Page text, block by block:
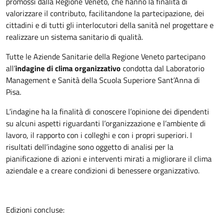
valorizzare il contributo, facilitandone la partecipazione, dei
cittadini e di tutti gli interlocutori della sanità nel progettare e
realizzare un sistema sanitario di qualità.
Tutte le Aziende Sanitarie della Regione Veneto partecipano
all’indagine di clima organizzativo condotta dal Laboratorio
Management e Sanità della Scuola Superiore Sant’Anna di
Pisa.
L’indagine ha la finalità di conoscere l’opinione dei dipendenti
su alcuni aspetti riguardanti l’organizzazione e l’ambiente di
lavoro, il rapporto con i colleghi e con i propri superiori. I
risultati dell’indagine sono oggetto di analisi per la
pianificazione di azioni e interventi mirati a migliorare il clima
aziendale e a creare condizioni di benessere organizzativo.
Edizioni concluse: